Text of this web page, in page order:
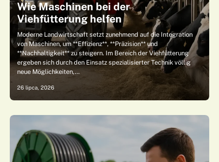
Wie Maschinen bei der
Viehfütterung helfen
Moderne Landwirtschaft setzt zunehmend auf die Integration
von Maschinen, um **Effizienz**, **Präzision** und
**Nachhaltigkeit** zu steigern. Im Bereich der Viehfütterung
ergeben sich durch den Einsatz spezialisierter Technik völlig
neue Möglichkeiten,…
26 lipca, 2026